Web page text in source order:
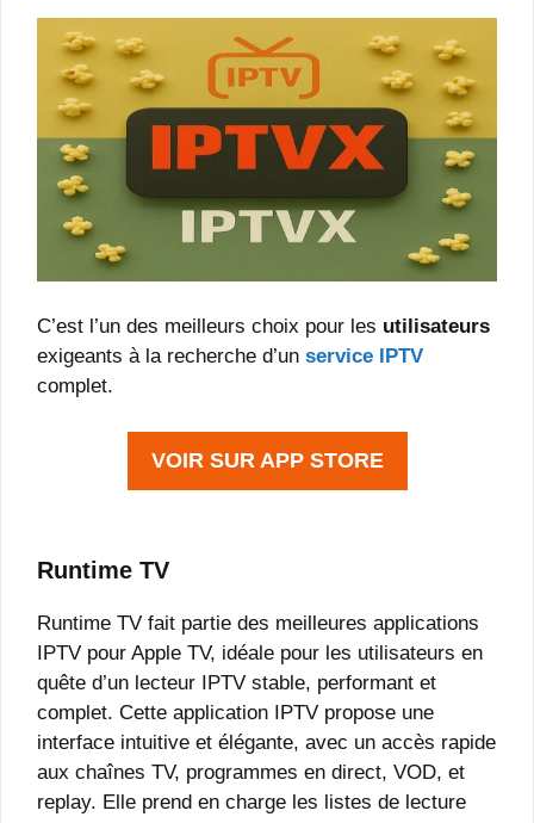
C’est l’un des meilleurs choix pour les utilisateurs
exigeants à la recherche d’un service IPTV
complet.
VOIR SUR APP STORE
Runtime TV
Runtime TV fait partie des meilleures applications
IPTV pour Apple TV, idéale pour les utilisateurs en
quête d’un lecteur IPTV stable, performant et
complet. Cette application IPTV propose une
interface intuitive et élégante, avec un accès rapide
aux chaînes TV, programmes en direct, VOD, et
replay. Elle prend en charge les listes de lecture